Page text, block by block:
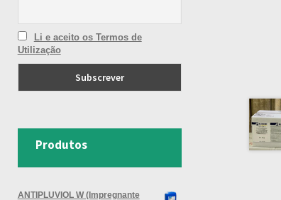
Li e aceito os Termos de
Utilização
Produtos
ANTIPLUVIOL W (Impregnante